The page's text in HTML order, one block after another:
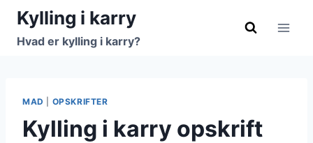
Fortsæt
indhold
Kylling i karry
Hvad er kylling i karry?
MAD OPSKRIFTER
Kylling i karry opskrift